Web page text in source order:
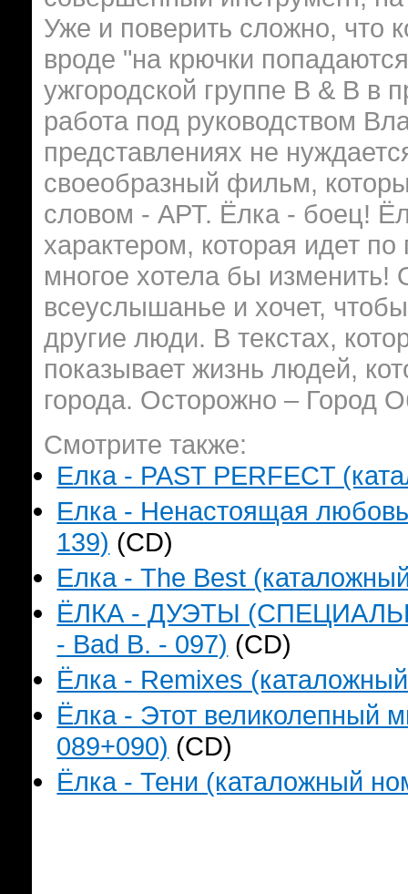
Уже и поверить сложно, что
вроде "на крючки
ужгородской группе B & B
работа под руководством
представлениях не
своеобразный фильм,
словом - АРТ. Ёлка - боец!
характером, которая идет
многое хотела бы изменить!
всеуслышанье и хочет,
другие люди. В текстах,
показывает жизнь людей,
города. Осторожно – Город
Смотрите также:
Елка - PAST PERFECT
Елка - Ненастоящая
139) (CD)
Елка - The Best
ЁЛКА - ДУЭТЫ
- Bad B. - 097) (CD)
Ёлка - Remixes
Ёлка - Этот великолепный
089+090) (CD)
Ёлка - Тени (каталожный